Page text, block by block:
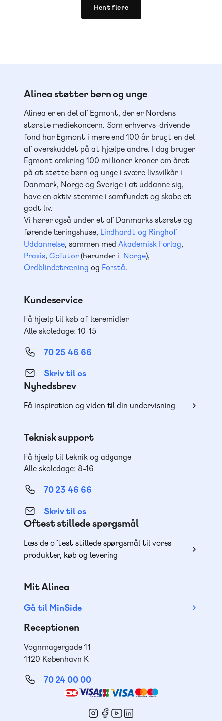
Hent flere
Alinea støtter børn og unge
Alinea er en del af Egmont, der er Nordens
største mediekoncern. Som erhvervs-drivende
fond har Egmont i mere end 100 år brugt en del
af overskuddet på at hjælpe andre. I dag bruger
Egmont omkring 100 millioner kroner om året
på at støtte børn og unge i svære livsvilkår i
Danmark, Norge og Sverige i at uddanne sig,
have en aktiv stemme i samfundet og skabe et
godt liv.
Vi hører også under et af Danmarks største og
førende læringshuse, Lindhardt og Ringhof
Uddannelse, sammen med Akademisk Forlag,
Praxis, GoTutor(herunder i Norge),
Ordblindetræning og Forstå.
Kundeservice
Få hjælp til køb af læremidler
Alle skoledage: 10-15
70 25 46 66
Skriv til os
Nyhedsbrev
Få inspiration og viden til din undervisning
Teknisk support
Få hjælp til teknik og adgange
Alle skoledage: 8-16
70 23 46 66
Skriv til os
Oftest stillede spørgsmål
Læs de oftest stillede spørgsmål til vores
produkter, køb og levering
Mit Alinea
Gå til MinSide
Receptionen
Vognmagergade 11
1120 København K
70 24 00 00